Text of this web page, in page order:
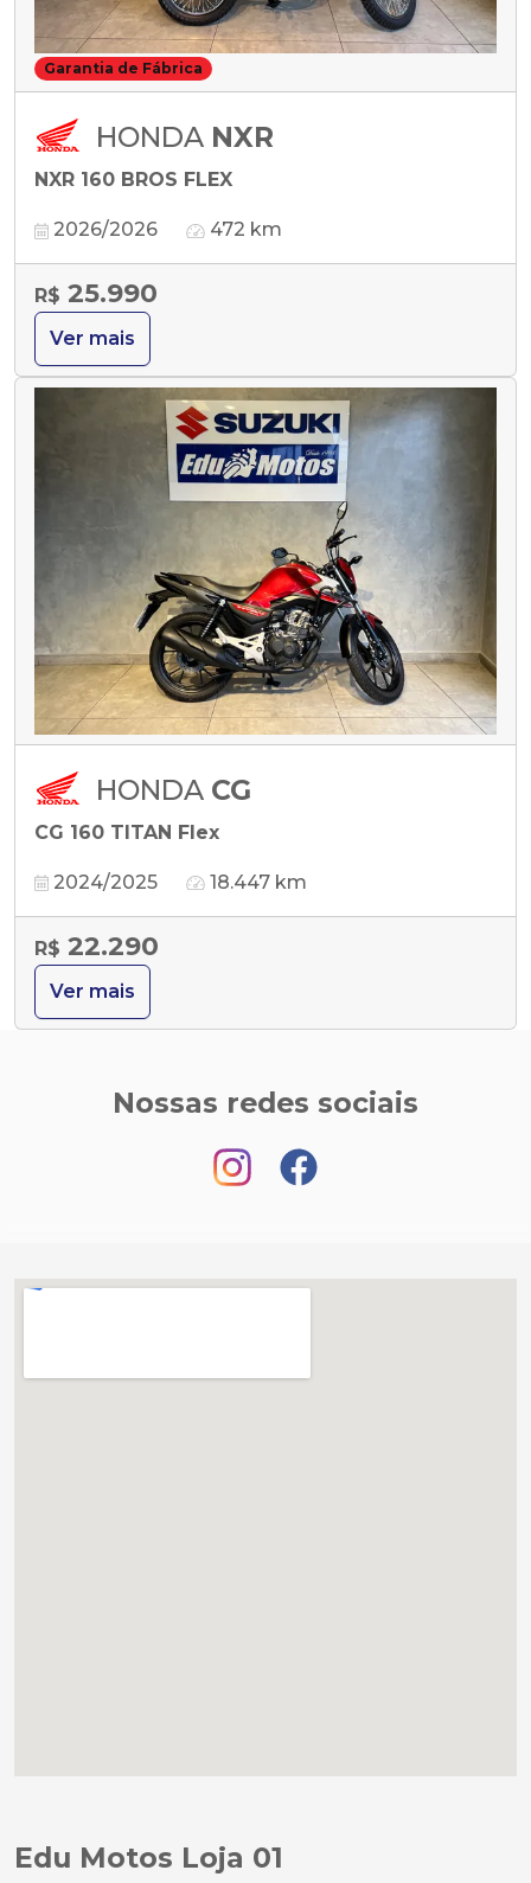
Garantia de Fábrica
HONDA NXR
NXR 160 BROS FLEX
2026/2026 472 km
R$ 25.990
Ver mais
HONDA CG
CG 160 TITAN Flex
2024/2025 18.447 km
R$ 22.290
Ver mais
Nossas redes sociais
Edu Motos Loja 01